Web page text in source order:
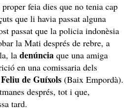
feia dies que no tenia cap
que li havia passat alguna
passat que la policia indonèsia
la Mati després de rebre, a
ladenúncia que una amiga
en una comissaria dels
de Guíxols (Baix Empordà).
després, tot i que,
tard.